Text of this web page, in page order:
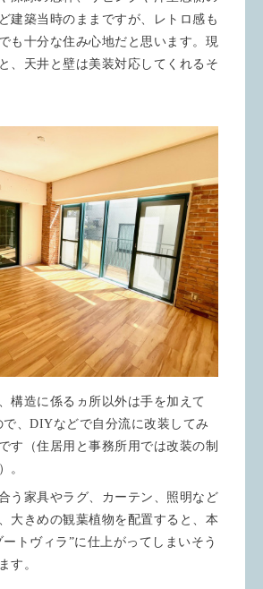
建築当時のままですが、レトロ感も
も十分な住み心地だと思います。現
、天井と壁は美装対応してくれるそ
構造に係るヵ所以外は手を加えて
、DIYなどで自分流に改装してみ
す（住居用と事務所用では改装の制
。
う家具やラグ、カーテン、照明など
大きめの観葉植物を配置すると、本
トヴィラ”に仕上がってしまいそう
す。